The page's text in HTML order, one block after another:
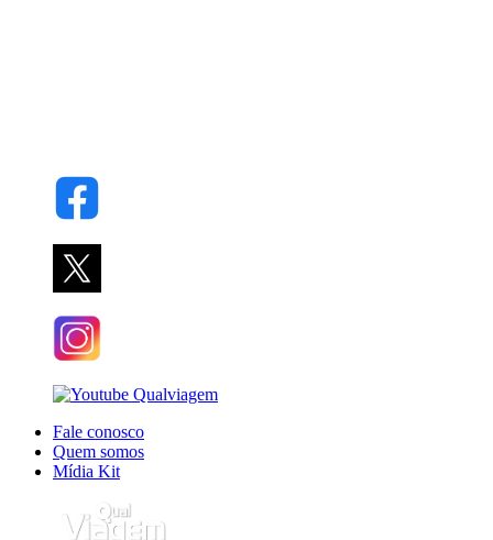
Fale conosco
Quem somos
Mídia Kit